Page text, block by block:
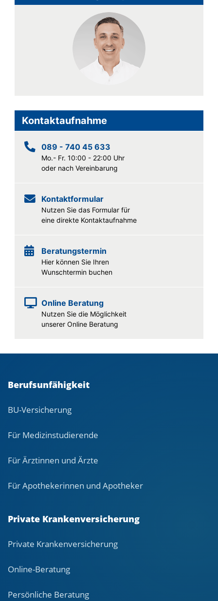
Kontaktaufnahme
089 - 740 45 633
Mo.- Fr. 10:00 - 22:00 Uhr
oder nach Vereinbarung
Kontaktformular
Nutzen Sie das Formular für
eine direkte Kontaktaufnahme
Beratungstermin
Hier können Sie Ihren
Wunschtermin buchen
Online Beratung
Nutzen Sie die Möglichkeit
unserer Online Beratung
Berufsunfähigkeit
BU-Versicherung
Für Medizinstudierende
Für Ärztinnen und Ärzte
Für Apothekerinnen und Apotheker
Private Krankenversicherung
Private Krankenversicherung
Online-Beratung
Persönliche Beratung